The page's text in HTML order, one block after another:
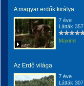
A magyar erdők királya
7 éve
Látták:357
Maximil
Az Erdő világa
7 éve
Látták:307